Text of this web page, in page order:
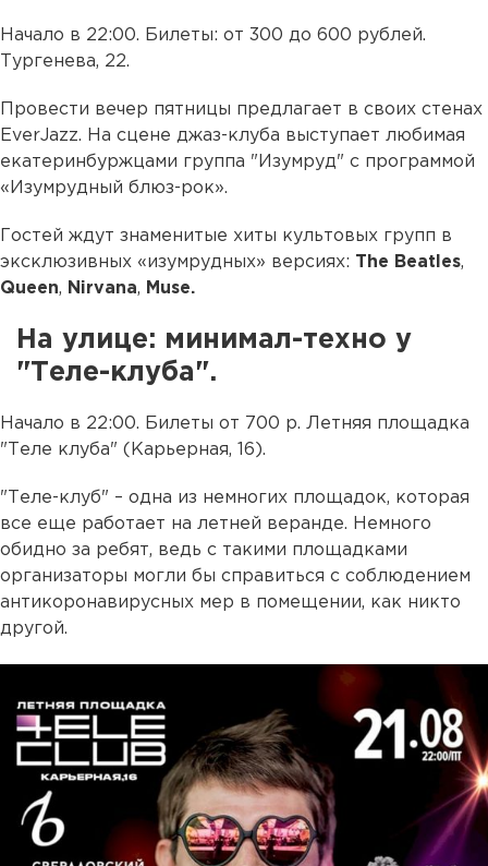
Начало в 22:00. Билеты: от 300 до 600 рублей.
Тургенева, 22.
Провести вечер пятницы предлагает в своих стенах
EverJazz. На сцене джаз-клуба выступает любимая
екатеринбуржцами группа "Изумруд" с программой
«Изумрудный блюз-рок».
Гостей ждут знаменитые хиты культовых групп в
эксклюзивных «изумрудных» версиях: The Beatles,
Queen, Nirvana, Muse.
На улице: минимал-техно у
"Теле-клуба".
Начало в 22:00. Билеты от 700 р. Летняя площадка
"Теле клуба" (Карьерная, 16).
"Теле-клуб" – одна из немногих площадок, которая
все еще работает на летней веранде. Немного
обидно за ребят, ведь с такими площадками
организаторы могли бы справиться с соблюдением
антикоронавирусных мер в помещении, как никто
другой.